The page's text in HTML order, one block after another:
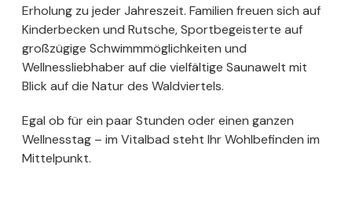
Erholung zu jeder Jahreszeit. Familien freuen sich auf
Kinderbecken und Rutsche, Sportbegeisterte auf
großzügige Schwimmmöglichkeiten und
Wellnessliebhaber auf die vielfältige Saunawelt mit
Blick auf die Natur des Waldviertels.
Egal ob für ein paar Stunden oder einen ganzen
Wellnesstag – im Vitalbad steht Ihr Wohlbefinden im
Mittelpunkt.